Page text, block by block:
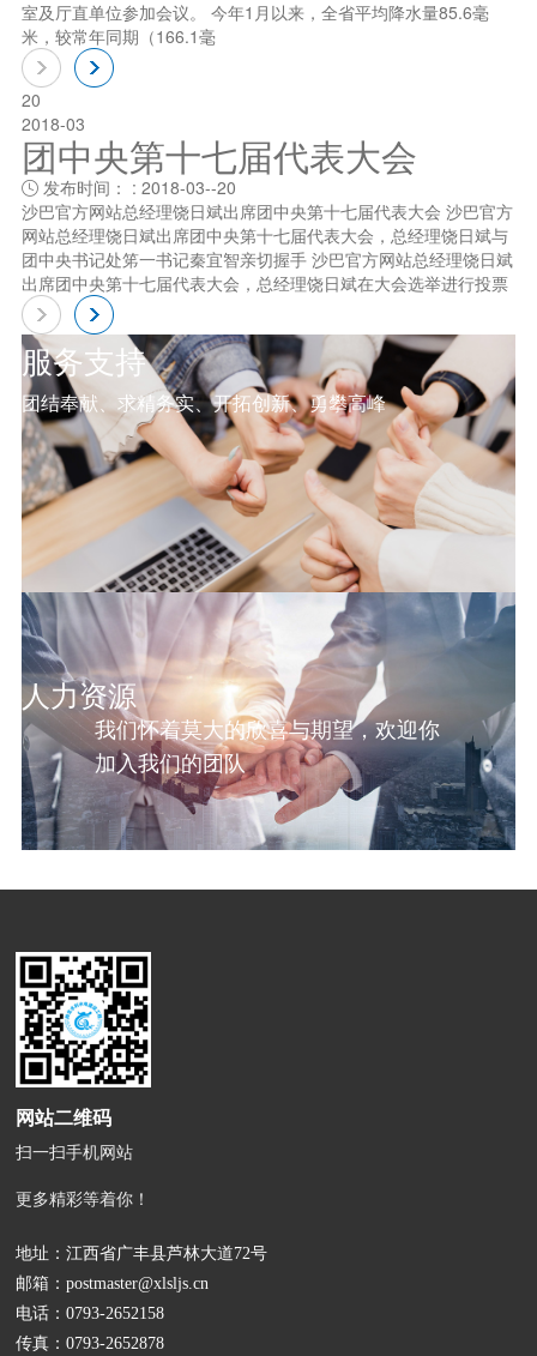
室及厅直单位参加会议。 今年1月以来，全省平均降水量85.6毫
米，较常年同期（166.1毫
20
2018-03
团中央第十七届代表大会
发布时间： : 2018-03--20
沙巴官方网站总经理饶日斌出席团中央第十七届代表大会 沙巴官方
网站总经理饶日斌出席团中央第十七届代表大会，总经理饶日斌与
团中央书记处笫一书记秦宜智亲切握手 沙巴官方网站总经理饶日斌
出席团中央第十七届代表大会，总经理饶日斌在大会选举进行投票
服务支持
团结奉献、求精务实、开拓创新、勇攀高峰
人力资源
我们怀着莫大的欣喜与期望，欢迎你
加入我们的团队
网站二维码
扫一扫手机网站
更多精彩等着你！
地址：江西省广丰县芦林大道72号
邮箱：postmaster@xlsljs.cn
电话：0793-2652158
传真：0793-2652878